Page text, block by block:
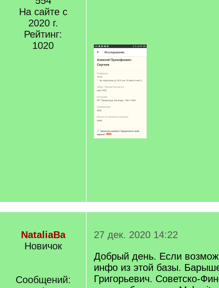
На сайте с
2020 г.
Рейтинг:
1020
NataliaBa
Новичок
Сообщений:
27 дек. 2020 14:22
Добрый день. Если
инфо из этой базы.
Григорьевич. Советско-